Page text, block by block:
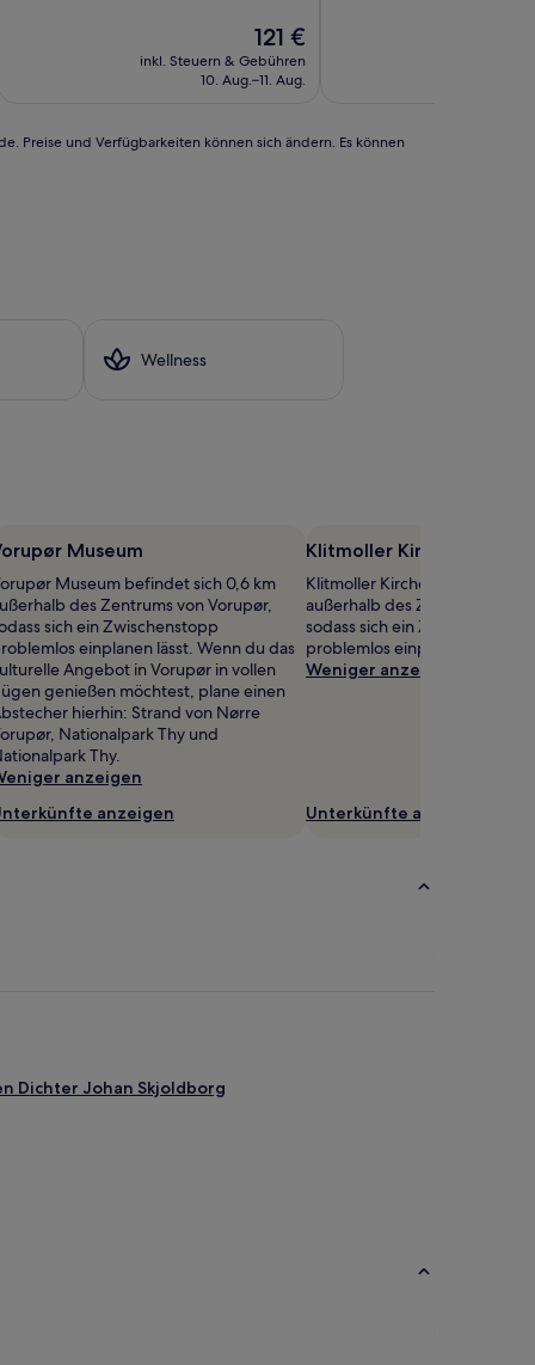
Der
Preis
beträgt
121 €
inkl. Steuern & Gebühren
10. Aug.–11. Aug.
Preise und Verfügbarkeiten können sich ändern. Es können
Wellness
Museum
Museum befindet sich 0,6 km
des Zentrums von Vorupør,
sich ein Zwischenstopp
einplanen lässt. Wenn du das
Angebot in Vorupør in vollen
genießen möchtest, plane einen
hierhin: Strand von Nørre
Nationalpark Thy und
Thy.
anzeigen
anzeigen
Klitmoller Kirche
Klitmoller Kirche befindet sich
außerhalb des Zentrums von
sodass sich ein Zwischenstopp
problemlos einplanen lässt.
Weniger anzeigen
Unterkünfte anzeigen
Dichter Johan Skjoldborg